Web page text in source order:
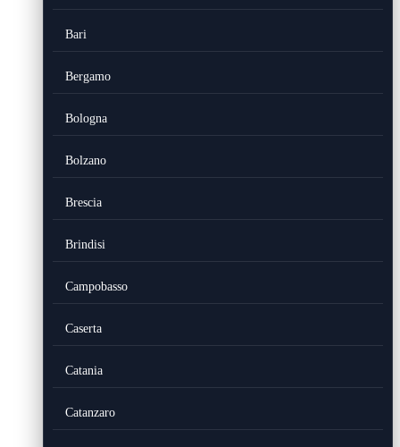
Bari
Bergamo
Bologna
Bolzano
Brescia
Brindisi
Campobasso
Caserta
Catania
Catanzaro